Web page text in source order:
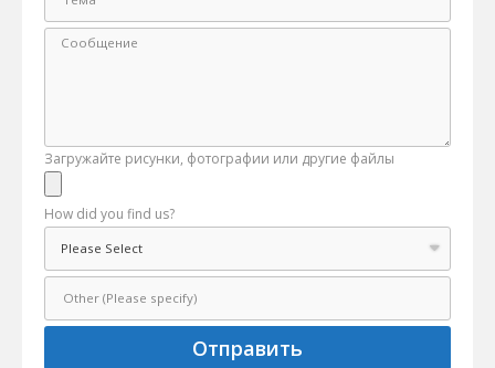
Загружайте рисунки, фотографии или другие файлы
How did you find us?
Отправить